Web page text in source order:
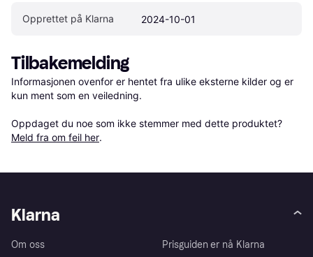
Opprettet på Klarna 2024-10-01
Tilbakemelding
Informasjonen ovenfor er hentet fra ulike eksterne kilder og er
kun ment som en veiledning.
Oppdaget du noe som ikke stemmer med dette produktet?
Meld fra om feil her.
Klarna
Om oss
Prisguiden er nå Klarna